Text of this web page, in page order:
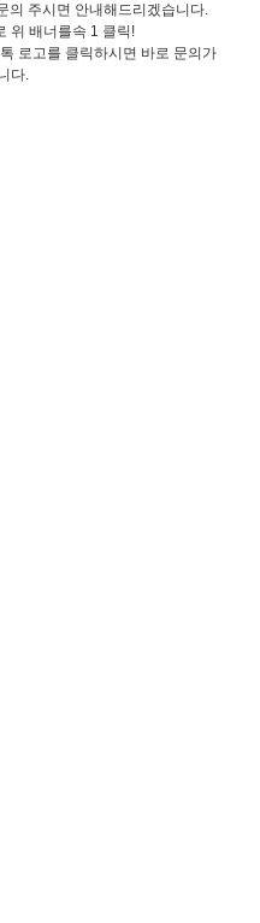
의 주시면 안내해드리겠습니다.
위 배너를속 1 클릭!
로고를 클릭하시면 바로 문의가
다.